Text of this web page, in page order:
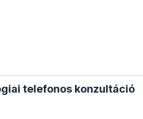
telefonos konzultáció